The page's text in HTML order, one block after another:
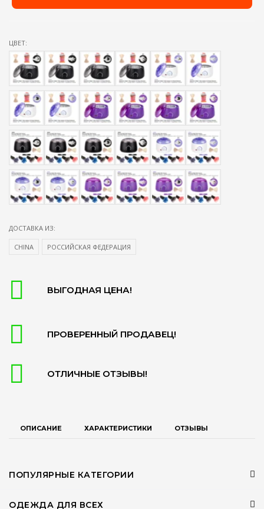
ЦВЕТ:
ДОСТАВКА ИЗ:
CHINA РОССИЙСКАЯ ФЕДЕРАЦИЯ
ВЫГОДНАЯ ЦЕНА!
ПРОВЕРЕННЫЙ ПРОДАВЕЦ!
ОТЛИЧНЫЕ ОТЗЫВЫ!
ОПИСАНИЕ ХАРАКТЕРИСТИКИ ОТЗЫВЫ
ПОПУЛЯРНЫЕ КАТЕГОРИИ
ОДЕЖДА ДЛЯ ВСЕХ